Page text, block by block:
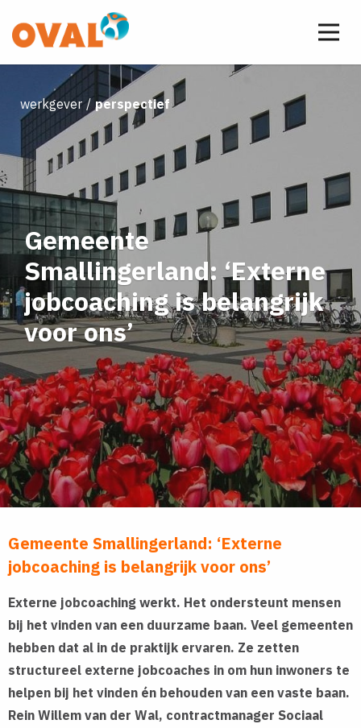
werkgever perspectief
Gemeente
Smallingerland: ‘Externe
jobcoaching is belangrijk
voor ons’
Gemeente Smallingerland: ‘Externe
jobcoaching is belangrijk voor ons’
Externe jobcoaching werkt. Het ondersteunt mensen
bij het vinden van een duurzame baan. Veel gemeenten
hebben dat al in de praktijk ervaren. Ze zetten
structureel externe jobcoaches in om hun inwoners te
helpen bij het vinden én behouden van een vaste baan.
Rein Willem van der Wal, contractmanager Sociaal